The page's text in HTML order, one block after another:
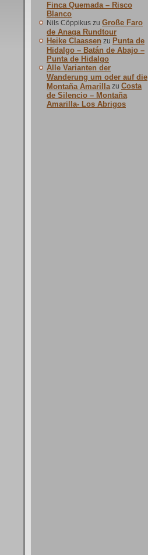
Finca Quemada – Risco
Blanco
Nils Cöppikus zu Große Faro
de Anaga Rundtour
Heike Claassen zu Punta de
Hidalgo – Batán de Abajo –
Punta de Hidalgo
Alle Varianten der
Wanderung um oder auf die
Montaña Amarilla zu Costa
de Silencio – Montaña
Amarilla- Los Abrigos